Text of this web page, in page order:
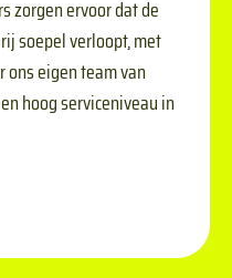
zorgen ervoor dat de
soepel verloopt, met
ons eigen team van
hoog serviceniveau in